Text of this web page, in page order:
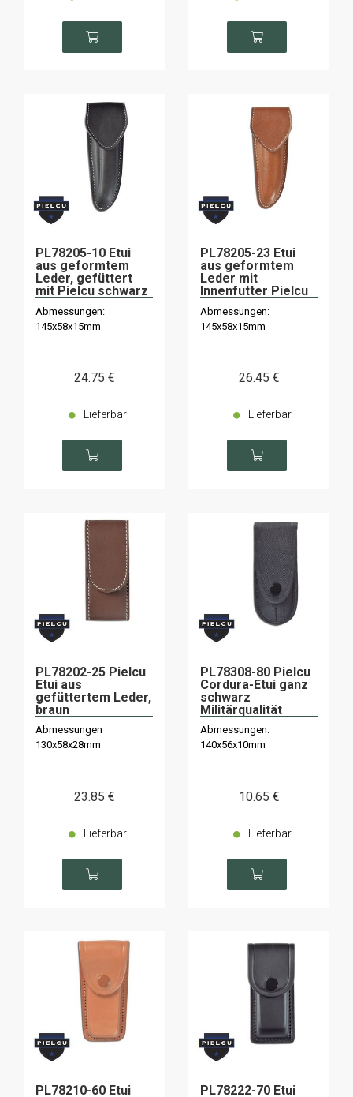
PL78205-10 Etui
aus geformtem
Leder, gefüttert
mit Pielcu schwarz
Abmessungen:
145x58x15mm
24.75 €
Lieferbar
PL78205-23 Etui
aus geformtem
Leder mit
Innenfutter Pielcu
braun
Abmessungen:
145x58x15mm
26.45 €
Lieferbar
PL78202-25 Pielcu
Etui aus
gefüttertem Leder,
braun
Abmessungen
130x58x28mm
23.85 €
Lieferbar
PL78308-80 Pielcu
Cordura-Etui ganz
schwarz
Militärqualität
Abmessungen:
140x56x10mm
10.65 €
Lieferbar
PL78210-60 Etui
PL78222-70 Etui